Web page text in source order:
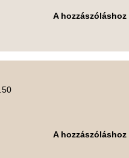
A hozzászóláshoz
A hozzászóláshoz